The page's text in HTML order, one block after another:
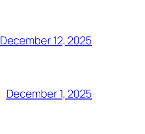
December 12, 2025
December 1, 2025